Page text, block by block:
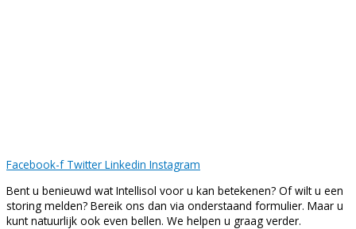
Facebook-f Twitter Linkedin Instagram
Bent u benieuwd wat Intellisol voor u kan betekenen? Of wilt u een
storing melden? Bereik ons dan via onderstaand formulier. Maar u
kunt natuurlijk ook even bellen. We helpen u graag verder.